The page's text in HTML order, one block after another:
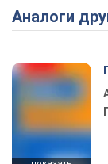
Аналоги